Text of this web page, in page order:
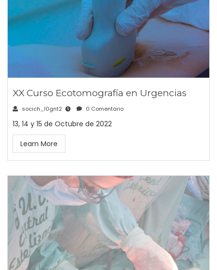
XX Curso Ecotomografía en Urgencias
socich_l0gnt2 0 Comentario
13, 14 y 15 de Octubre de 2022
Learn More